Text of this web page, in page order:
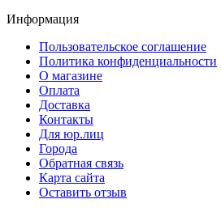
Информация
Пользовательское соглашение
Политика конфиденциальности
О магазине
Оплата
Доставка
Контакты
Для юр.лиц
Города
Обратная связь
Карта сайта
Оставить отзыв